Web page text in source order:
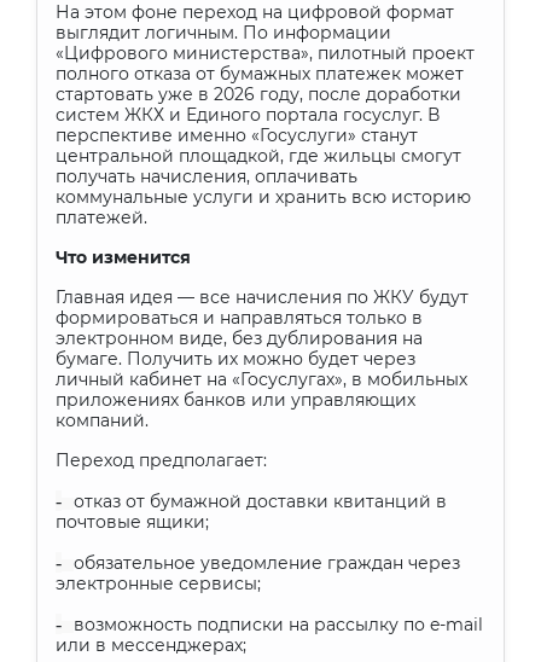
На этом фоне переход на цифровой формат
выглядит логичным. По информации
«Цифрового министерства», пилотный проект
полного отказа от бумажных платежек может
стартовать уже в 2026 году, после доработки
систем ЖКХ и Единого портала госуслуг. В
перспективе именно «Госуслуги» станут
центральной площадкой, где жильцы смогут
получать начисления, оплачивать
коммунальные услуги и хранить всю историю
платежей.
Что изменится
Главная идея — все начисления по ЖКУ будут
формироваться и направляться только в
электронном виде, без дублирования на
бумаге. Получить их можно будет через
личный кабинет на «Госуслугах», в мобильных
приложениях банков или управляющих
компаний.
Переход предполагает:
- отказ от бумажной доставки квитанций в
почтовые ящики;
- обязательное уведомление граждан через
электронные сервисы;
-
возможность подписки на рассылку по e-mail
или в мессенджерах;